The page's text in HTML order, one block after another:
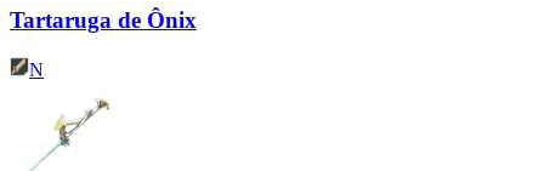
Tartaruga de Ônix
N